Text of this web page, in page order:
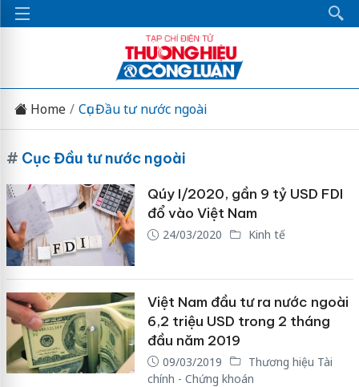
Home Cục Đầu tư nước ngoài
# Cục Đầu tư nước ngoài
Qúy I/2020, gần 9 tỷ USD FDI
đổ vào Việt Nam
24/03/2020 Kinh tế
Việt Nam đầu tư ra nước ngoài
6,2 triệu USD trong 2 tháng
đầu năm 2019
09/03/2019
Thương hiệu Tài
chính - Chứng khoán